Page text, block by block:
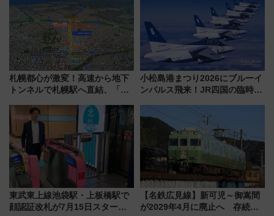
札幌都心が激変！高速から地下
トンネルで札幌駅へ直結、「創
から本格着工、延長4.8km整備
事業の全貌
小松島港まつり2026にブルーイ
ンパルス飛来！JR四国の臨時ダ
東武東上線池袋駅・上板橋駅で
顔認証改札が7月15日スター
【名鉄広見線】新可児～御嵩間
が2029年4月に廃止へ 存続協